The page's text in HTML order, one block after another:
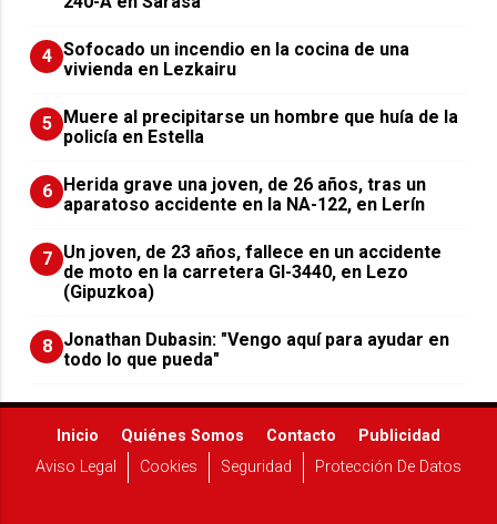
4 Sofocado un incendio en la cocina de una
vivienda en Lezkairu
5 Muere al precipitarse un hombre que huía de la
policía en Estella
6 Herida grave una joven, de 26 años, tras un
aparatoso accidente en la NA-122, en Lerín
7 Un joven, de 23 años, fallece en un accidente
de moto en la carretera GI-3440, en Lezo
(Gipuzkoa)
8 Jonathan Dubasin: "Vengo aquí para ayudar en
todo lo que pueda"
Inicio Quiénes Somos Contacto
Publicidad
Aviso Legal
Cookies Seguridad Protección De Datos